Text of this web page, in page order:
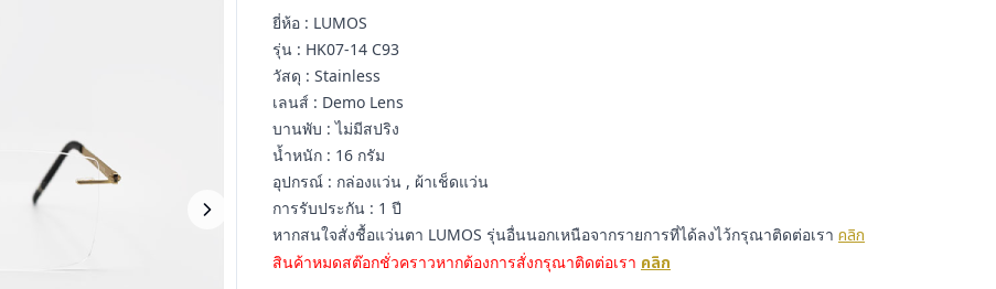
ยี่ห้อ : LUMOS
รุ่น : HK07-14 C93
วัสดุ : Stainless
เลนส์ : Demo Lens
บานพับ : ไม่มีสปริง
น้ำหนัก : 16 กรัม
อุปกรณ์ : กล่องแว่น , ผ้าเช็ดแว่น
การรับประกัน : 1 ปี
หากสนใจสั่งชื้อแว่นตา LUMOS รุ่นอื่นนอกเหนือจากรายการที่ได้ลงไว้กรุณาติดต่อเรา คลิก
สินค้าหมดสต๊อกชั่วคราวหากต้องการสั่งกรุณาติดต่อเรา คลิก